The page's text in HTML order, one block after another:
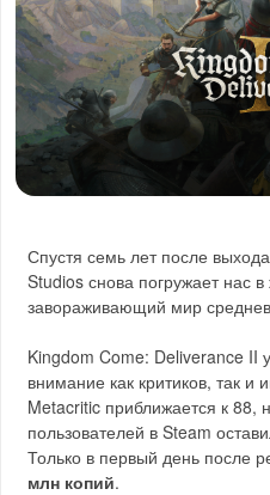
Спустя семь лет после
Studios снова погружает нас
завораживающий мир
Kingdom Come: Deliverance II
внимание как критиков, так и
Metacritic приближается к
пользователей в Steam
Только в первый день после
млн копий.